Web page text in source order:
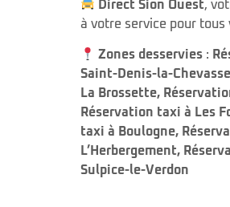
Direct Sion Ouest,
à votre service pour tous
Zones desservies :
Saint-Denis-la-Chevasse
La Brossette,
Réservation taxi à Les
taxi à Boulogne,
L’Herbergement,
Sulpice-le-Verdon